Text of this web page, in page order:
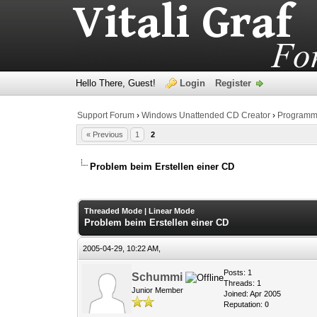
Hello There, Guest! Login Register
Support Forum ›Windows Unattended CD Creator ›
« Previous 1 2
Problem beim Erstellen einer CD
Threaded Mode |Linear Mode
Problem beim Erstellen einer CD
2005-04-29, 10:22 AM,
Schummi
Junior Member
Posts: 1
Threads: 1
Joined: Apr 2005
Reputation:0